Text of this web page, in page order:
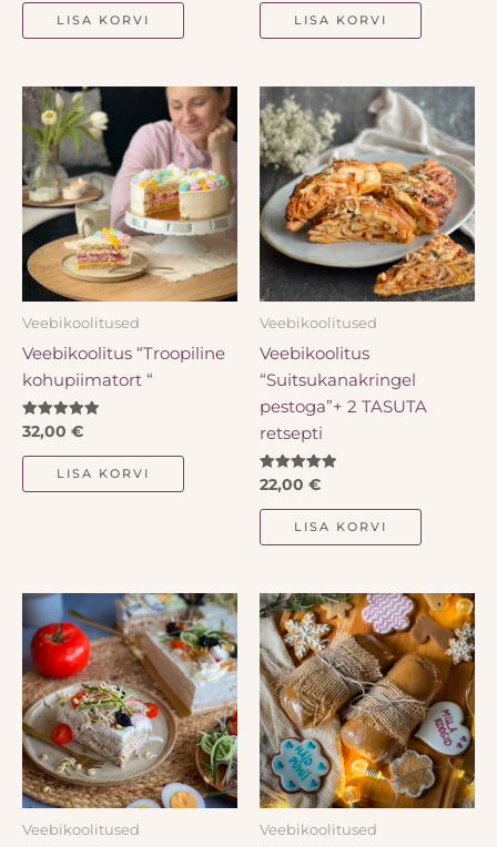
LISA KORVI LISA KORVI
Veebikoolitused
Veebikoolitus “Troopiline
kohupiimatort “
Hinnanguga
5.00
/ 5
32,00 €
LISA KORVI
Veebikoolitused
Veebikoolitus
“Suitsukanakringel
pestoga”+ 2 TASUTA
retsepti
Hinnanguga
5.00
/ 5
22,00 €
LISA KORVI
Veebikoolitused Veebikoolitused